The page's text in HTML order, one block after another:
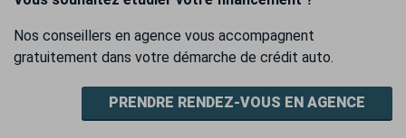
Nos conseillers en agence vous accompagnent
gratuitement dans votre démarche de crédit auto.
PRENDRE RENDEZ-VOUS EN AGENCE